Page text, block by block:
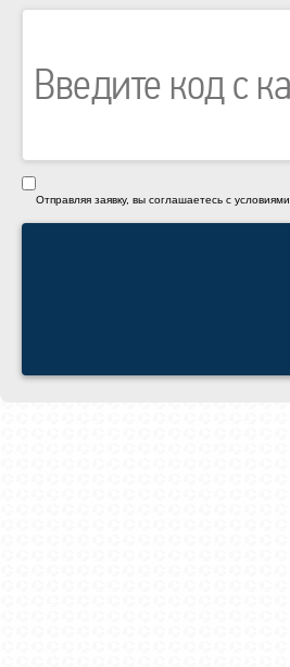
Отправляя заявку, вы соглашаетесь с условиями